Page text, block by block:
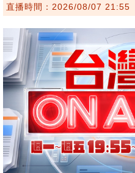
直播時間：2026/08/07 21:55